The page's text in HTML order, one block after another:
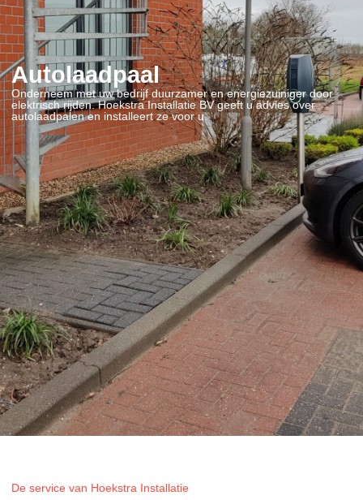
Autolaadpaal
Onderneem met uw bedrijf duurzamer en energiezuiniger door
elektrisch rijden. Hoekstra Installatie BV geeft u advies over
autolaadpalen en installeert ze voor u.
De service van Hoekstra Installatie